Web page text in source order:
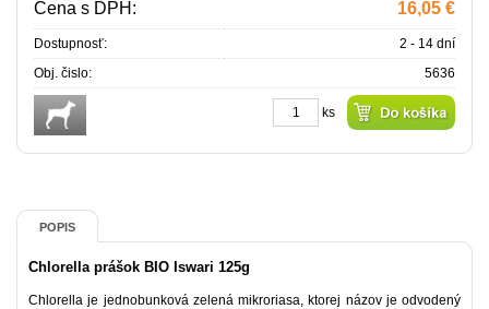
Cena s DPH: 16,05 €
Dostupnosť:
2 - 14 dní
Obj. čislo:
5636
ks
POPIS
Chlorella prášok BIO Iswari 125g
Chlorella je jednobunková zelená mikroriasa, ktorej názov je odvodený